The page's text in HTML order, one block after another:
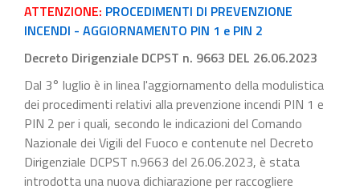
ATTENZIONE: PROCEDIMENTI DI PREVENZIONE
INCENDI - AGGIORNAMENTO PIN 1 e PIN 2
Decreto Dirigenziale DCPST n. 9663 DEL 26.06.2023
Dal 3° luglio è in linea l'aggiornamento della modulistica
dei procedimenti relativi alla prevenzione incendi PIN 1 e
PIN 2 per i quali, secondo le indicazioni del Comando
Nazionale dei Vigili del Fuoco e contenute nel Decreto
Dirigenziale DCPST n.9663 del 26.06.2023, è stata
introdotta una nuova dichiarazione per raccogliere